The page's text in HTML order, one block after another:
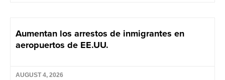
Aumentan los arrestos de inmigrantes en
aeropuertos de EE.UU.
AUGUST 4, 2026